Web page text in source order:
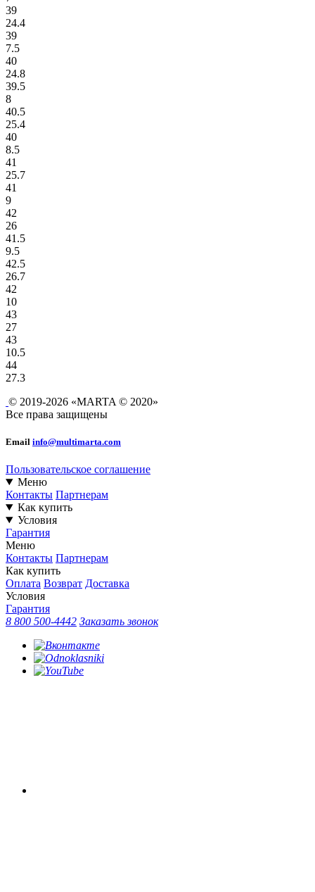
39
24.4
39
7.5
40
24.8
39.5
8
40.5
25.4
40
8.5
41
25.7
41
9
42
26
41.5
9.5
42.5
26.7
42
10
43
27
43
10.5
44
27.3
© 2019-2026 «MARTA © 2020»
Все права защищены
Email info@multimarta.com
Пользовательское соглашение
Меню
Контакты Партнерам
Как купить
Условия
Гарантия
Меню
Контакты Партнерам
Как купить
Оплата Возврат Доставка
Условия
Гарантия
8 800 500-4442 Заказать звонок